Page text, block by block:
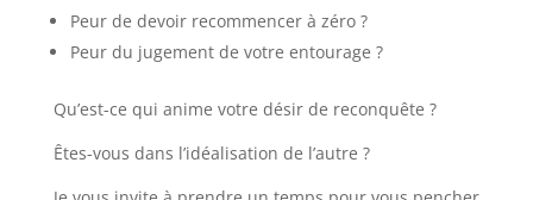
Peur de devoir recommencer à zéro ?
Peur du jugement de votre entourage ?
Qu’est-ce qui anime votre désir de reconquête ?
Êtes-vous dans l’idéalisation de l’autre ?